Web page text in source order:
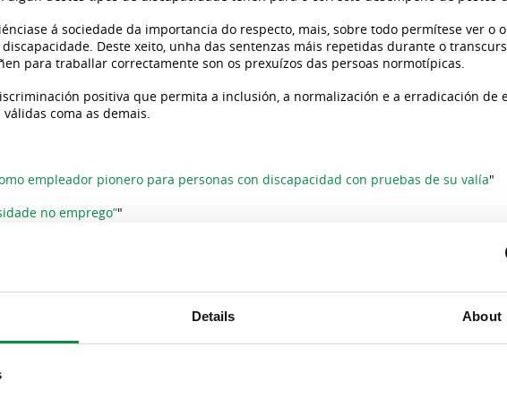
Details About
á sociedade da importancia do respecto, mais, sobre todo permítese ver o
Deste xeito, unha das sentenzas máis repetidas durante o
para traballar correctamente son os prexuízos das persoas normotípicas.
positiva que permita a inclusión, a normalización e a erradicación de
coma as demais.
empleador pionero para personas con discapacidad con pruebas de su valía"
no emprego”"
das persoas con discapacidade na primeira xornada “A diversidade no